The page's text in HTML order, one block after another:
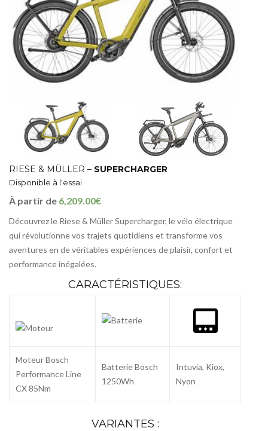
RIESE & MÜLLER – SUPERCHARGER
Disponible à l'essai
À partir de 6,209.00€
Découvrez le Riese & Müller Supercharger, le vélo électrique
qui révolutionne vos trajets quotidiens et transforme vos
aventures en de véritables expériences de plaisir, confort et
performance inégalées.
CARACTÉRISTIQUES:
Moteur Bosch
Performance Line
CX 85Nm
Batterie Bosch
1250Wh
Intuvia, Kiox,
Nyon
VARIANTES :